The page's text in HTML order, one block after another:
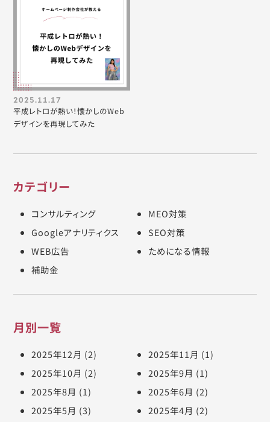
2025.11.17
平成レトロが熱い！懐かしのWeb
デザインを再現してみた
カテゴリー
コンサルティング
MEO対策
Googleアナリティクス
SEO対策
WEB広告
ためになる情報
補助金
月別一覧
2025年12月 (2) 2025年11月 (1)
2025年10月 (2) 2025年9月 (1)
2025年8月 (1) 2025年6月 (2)
2025年5月 (3) 2025年4月 (2)